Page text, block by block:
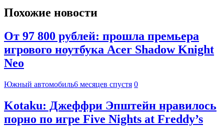
Похожие новости
От 97 800 рублей: прошла премьера
игрового ноутбука Acer Shadow Knight
Neo
Южный автомобиль6 месяцев спустя 0
Kotaku: Джеффри Эпштейн нравилось
порно по игре Five Nights at Freddy’s